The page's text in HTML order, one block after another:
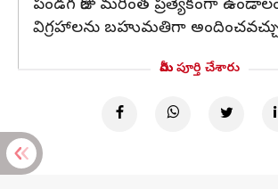
పండగ రోజు మరింత ప్రత్యేకంగా
విగ్రహాలను బహుమతిగా
మీరు పూర్తి చేశారు